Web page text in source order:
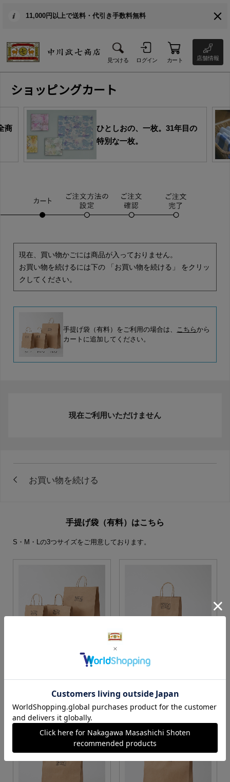
11,000円以上で送料・代引き手数料無料
見つける ログイン カート 店舗情報
ショッピングカート
商
ひとしおの、一枚。31年目の
特別な一枚。
現在、買い物かごには商品が入っておりません。
お買い物を続けるには下の 「お買い物を続ける」 をクリッ
クしてください。
手提げ袋（有料）をご利用の場合は、 こちらから
カートに追加してください。
現在ご利用いただけません
手提げ袋（有料）はこちら
S・M・Lの3つサイズをご用意しております。
S・M・Lサイズより当店に
カートに入れる
Sサイズ
カートに入れる